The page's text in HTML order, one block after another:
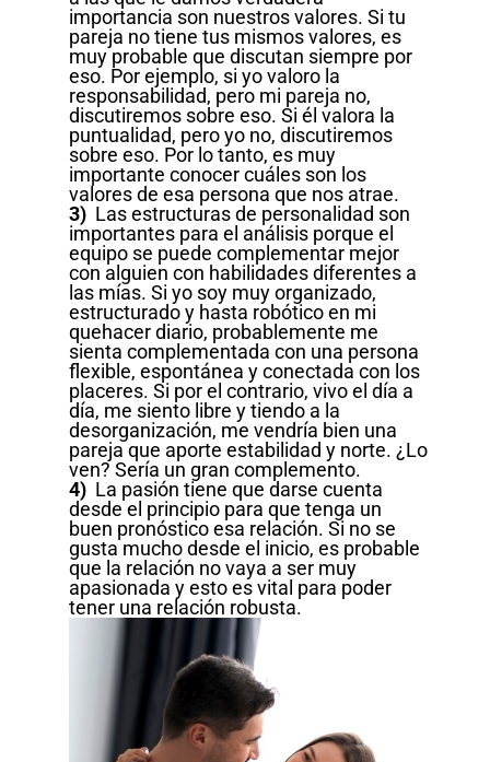
importancia son nuestros valores. Si tu
pareja no tiene tus mismos valores, es
muy probable que discutan siempre por
eso. Por ejemplo, si yo valoro la
responsabilidad, pero mi pareja no,
discutiremos sobre eso. Si él valora la
puntualidad, pero yo no, discutiremos
sobre eso. Por lo tanto, es muy
importante conocer cuáles son los
valores de esa persona que nos atrae.
3) Las estructuras de personalidad son
importantes para el análisis porque el
equipo se puede complementar mejor
con alguien con habilidades diferentes a
las mías. Si yo soy muy organizado,
estructurado y hasta robótico en mi
quehacer diario, probablemente me
sienta complementada con una persona
flexible, espontánea y conectada con los
placeres. Si por el contrario, vivo el día a
día, me siento libre y tiendo a la
desorganización, me vendría bien una
pareja que aporte estabilidad y norte. ¿Lo
ven? Sería un gran complemento.
4) La pasión tiene que darse cuenta
desde el principio para que tenga un
buen pronóstico esa relación. Si no se
gusta mucho desde el inicio, es probable
que la relación no vaya a ser muy
apasionada y esto es vital para poder
tener una relación robusta.